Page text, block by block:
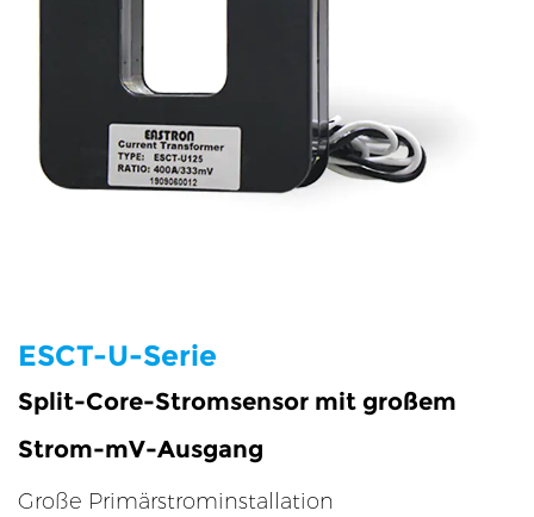
ESCT-U-Serie
Split-Core-Stromsensor mit großem
Strom-mV-Ausgang
Große Primärstrominstallation